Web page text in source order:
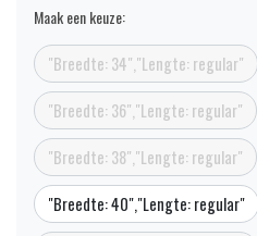
Maak een keuze:
"Breedte: 34","Lengte: regular"
"Breedte: 36","Lengte: regular"
"Breedte: 38","Lengte: regular"
"Breedte: 40","Lengte: regular"